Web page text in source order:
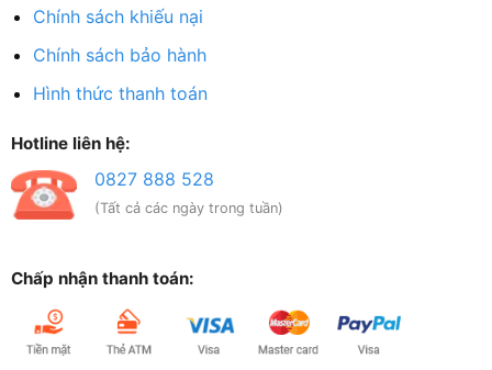
Chính sách khiếu nại
Chính sách bảo hành
Hình thức thanh toán
Hotline liên hệ:
0827 888 528
(Tất cả các ngày trong tuần)
Chấp nhận thanh toán: